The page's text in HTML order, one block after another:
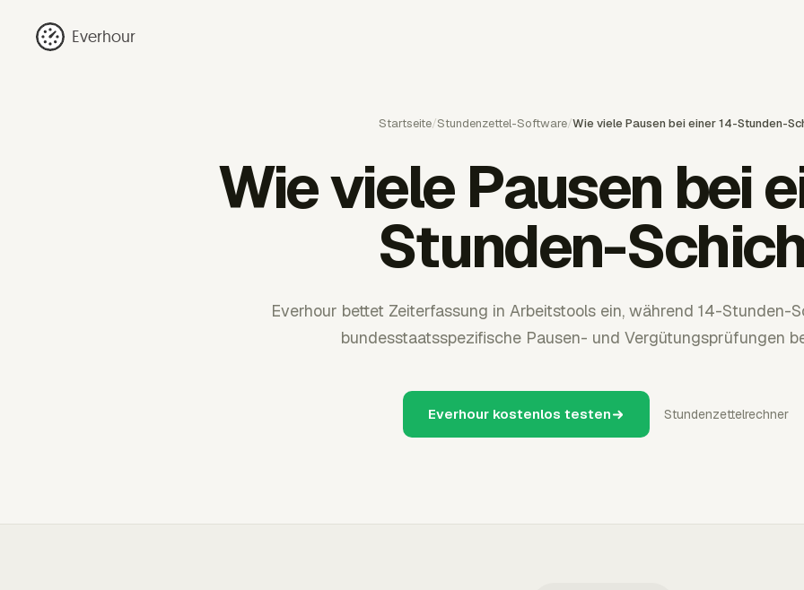
Everhour
Startseite/Stundenzettel-Software/Wie viele Pausen bei einer 14-Stunden-
Wie viele Pausen bei
Stunden-
Everhour bettet Zeiterfassung in Arbeitstools ein, während 14-Stunden-
bundesstaatsspezifische Pausen- und Vergütungsprüfungen
Everhour kostenlos testen Stundenzettelrechner